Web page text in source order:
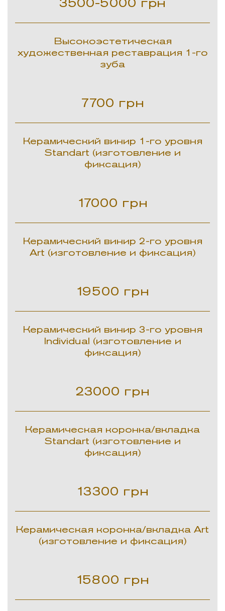
Высокоэстетическая
художественная реставрация 1-го
зуба
7700 грн
Керамический винир 1-го уровня
Standart (изготовление и
фиксация)
17000 грн
Керамический винир 2-го уровня
Art (изготовление и фиксация)
19500 грн
Керамический винир 3-го уровня
Individual (изготовление и
фиксация)
23000 грн
Керамическая коронка/вкладка
Standart (изготовление и
фиксация)
13300 грн
Керамическая коронка/вкладка Art
(изготовление и фиксация)
15800 грн